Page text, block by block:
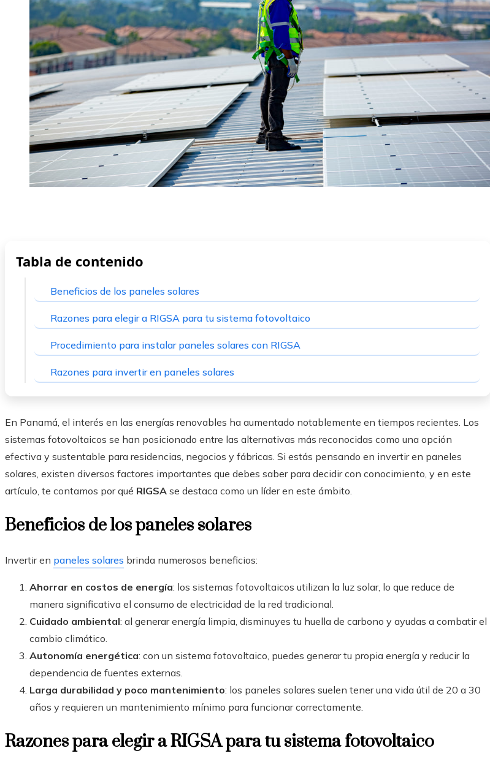
Tabla de contenido
Beneficios de los paneles solares
Razones para elegir a RIGSA para tu sistema fotovoltaico
Procedimiento para instalar paneles solares con RIGSA
Razones para invertir en paneles solares
En Panamá, el interés en las energías renovables ha aumentado notablemente en tiempos recientes. Los
sistemas fotovoltaicos se han posicionado entre las alternativas más reconocidas como una opción
efectiva y sustentable para residencias, negocios y fábricas. Si estás pensando en invertir en paneles
solares, existen diversos factores importantes que debes saber para decidir con conocimiento, y en este
artículo, te contamos por qué RIGSA se destaca como un líder en este ámbito.
Beneficios de los paneles solares
Invertir en paneles solares brinda numerosos beneficios:
Ahorrar en costos de energía: los sistemas fotovoltaicos utilizan la luz solar, lo que reduce de
manera significativa el consumo de electricidad de la red tradicional.
Cuidado ambiental: al generar energía limpia, disminuyes tu huella de carbono y ayudas a combatir el
cambio climático.
Autonomía energética: con un sistema fotovoltaico, puedes generar tu propia energía y reducir la
dependencia de fuentes externas.
Larga durabilidad y poco mantenimiento: los paneles solares suelen tener una vida útil de 20 a 30
años y requieren un mantenimiento mínimo para funcionar correctamente.
Razones para elegir a RIGSA para tu sistema fotovoltaico